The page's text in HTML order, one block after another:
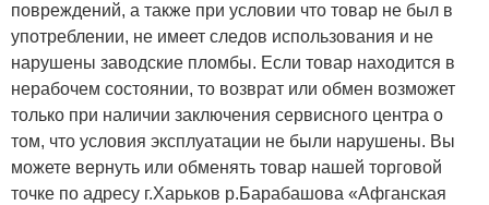
повреждений, а также при условии что товар не был в
употреблении, не имеет следов использования и не
нарушены заводские пломбы. Если товар находится в
нерабочем состоянии, то возврат или обмен возможет
только при наличии заключения сервисного центра о
том, что условия эксплуатации не были нарушены. Вы
можете вернуть или обменять товар нашей торговой
точке по адресу г.Харьков р.Барабашова «Афганская